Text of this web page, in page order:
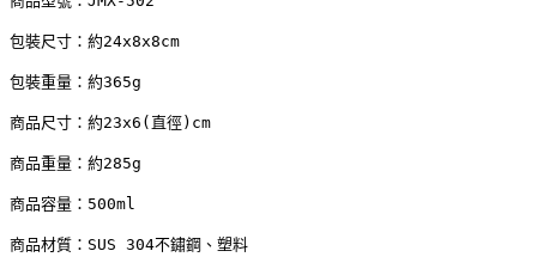
包裝尺寸：約24x8x8cm
包裝重量：約365g
商品尺寸：約23x6(直徑)cm
商品重量：約285g
商品容量：500ml
商品材質：SUS 304不鏽鋼、塑料